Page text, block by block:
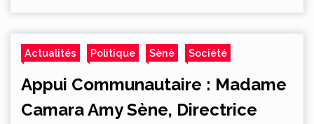
Actualités Politique Sènè Société
Appui Communautaire : Madame
Camara Amy Sène, Directrice